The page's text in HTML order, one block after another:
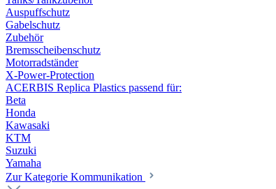
Auspuffschutz
Gabelschutz
Zubehör
Bremsscheibenschutz
Motorradständer
X-Power-Protection
ACERBIS Replica Plastics passend für:
Beta
Honda
Kawasaki
KTM
Suzuki
Yamaha
Zur Kategorie Kommunikation